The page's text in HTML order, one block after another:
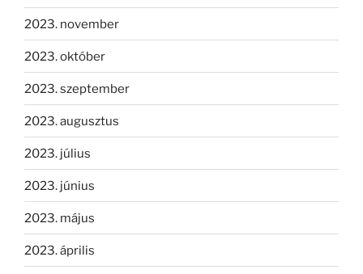
2023. november
2023. október
2023. szeptember
2023. augusztus
2023. július
2023. június
2023. május
2023. április